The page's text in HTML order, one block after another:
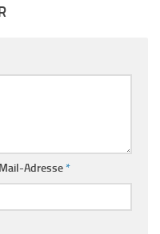
Adresse*